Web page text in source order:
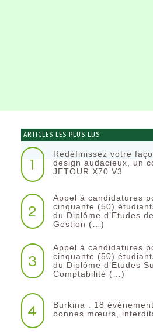
ARTICLES LES PLUS LUS
1
Redéfinissez votre
design audacieux, un
JETOUR X70 V3
2
Appel à candidatures
cinquante (50)
du Diplôme d’Etudes
Gestion (…)
3
Appel à candidatures
cinquante (50)
du Diplôme d’Etudes
Comptabilité (…)
4
Burkina : 18
bonnes mœurs,